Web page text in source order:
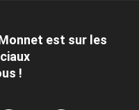
est sur les
!